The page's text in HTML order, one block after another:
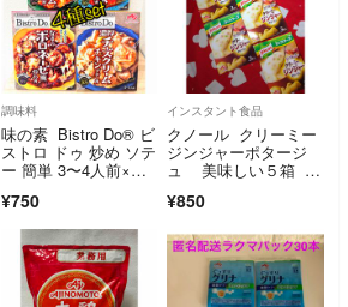
調味料
味の素 Bistro Do® ビ
ストロ ドゥ 炒め ソテ
ー 簡単 3〜4人前×
をからめるだけ！ チ
キン 肉
¥750
インスタント食品
クノール クリーミー
ジンジャーポタージ
ュ 美味しい５箱 お
¥850